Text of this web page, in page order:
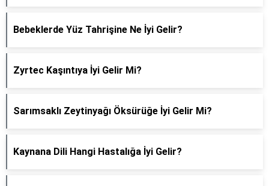
Bebeklerde Yüz Tahrişine Ne İyi Gelir?
Zyrtec Kaşıntıya İyi Gelir Mi?
Sarımsaklı Zeytinyağı Öksürüğe İyi Gelir Mi?
Kaynana Dili Hangi Hastalığa İyi Gelir?